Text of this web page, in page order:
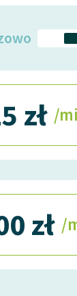
zł /
zł /